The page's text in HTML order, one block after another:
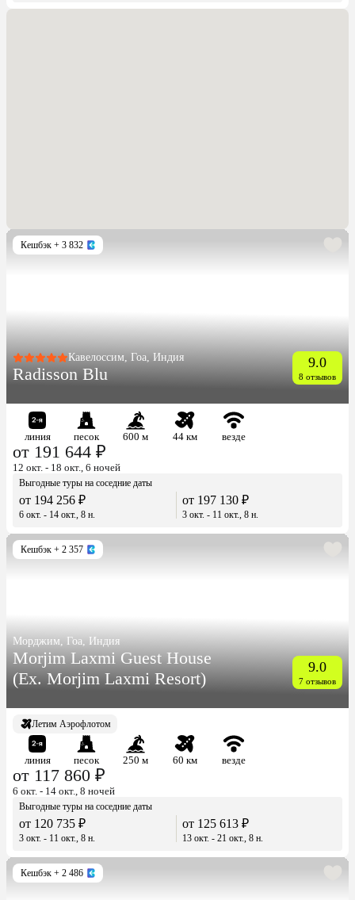
Кешбэк + 3 832
Кавелоссим, Гоа, Индия
Radisson Blu
9.0
8 отзывов
линия песок 600 м 44 км везде
от 191 644 ₽
12 окт. - 18 окт., 6 ночей
Выгодные туры на соседние даты
от 194 256 ₽
6 окт. - 14 окт., 8 н.
от 197 130 ₽
3 окт. - 11 окт., 8 н.
Кешбэк + 2 357
Морджим, Гоа, Индия
Morjim Laxmi Guest House
(Ex. Morjim Laxmi Resort)
9.0
7 отзывов
Летим Аэрофлотом
линия песок 250 м 60 км везде
от 117 860 ₽
6 окт. - 14 окт., 8 ночей
Выгодные туры на соседние даты
от 120 735 ₽
3 окт. - 11 окт., 8 н.
от 125 613 ₽
13 окт. - 21 окт., 8 н.
Кешбэк + 2 486